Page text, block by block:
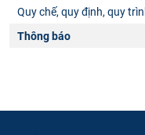
Quy chế, quy định, quy
Thông báo